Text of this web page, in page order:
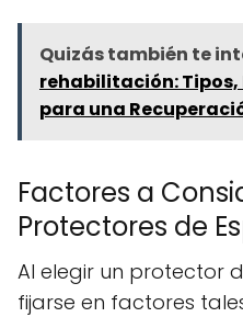
Quizás también te
rehabilitación: Tipos,
para una
Factores a
Protectores de
Al elegir un protector
fijarse en factores